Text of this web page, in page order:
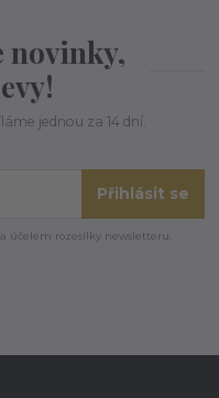
novinky,
jednou za 14 dní.
Přihlásit se
účelem rozesílky newsletteru.